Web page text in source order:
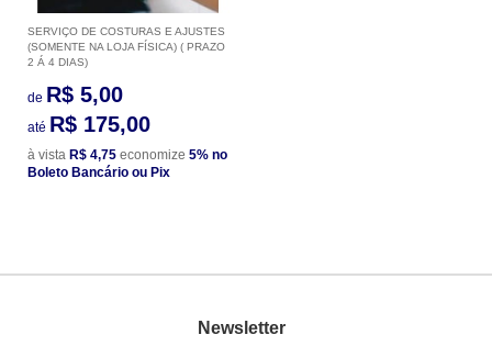
SERVIÇO DE COSTURAS E AJUSTES
(SOMENTE NA LOJA FÍSICA) ( PRAZO
2 Á 4 DIAS)
de R$ 5,00
até R$ 175,00
à vista R$ 4,75 economize 5% no
Boleto Bancário ou Pix
Newsletter